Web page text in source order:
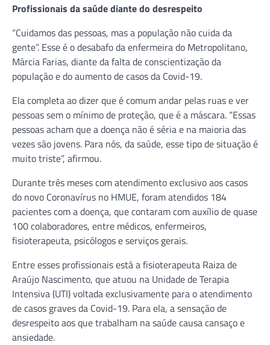
Profissionais da saúde diante do desrespeito
“Cuidamos das pessoas, mas a população não cuida da
gente”. Esse é o desabafo da enfermeira do Metropolitano,
Márcia Farias, diante da falta de conscientização da
população e do aumento de casos da Covid-19.
Ela completa ao dizer que é comum andar pelas ruas e ver
pessoas sem o mínimo de proteção, que é a máscara. “Essas
pessoas acham que a doença não é séria e na maioria das
vezes são jovens. Para nós, da saúde, esse tipo de situação é
muito triste”, afirmou.
Durante três meses com atendimento exclusivo aos casos
do novo Coronavírus no HMUE, foram atendidos 184
pacientes com a doença, que contaram com auxílio de quase
100 colaboradores, entre médicos, enfermeiros,
fisioterapeuta, psicólogos e serviços gerais.
Entre esses profissionais está a fisioterapeuta Raiza de
Araújo Nascimento, que atuou na Unidade de Terapia
Intensiva (UTI) voltada exclusivamente para o atendimento
de casos graves da Covid-19. Para ela, a sensação de
desrespeito aos que trabalham na saúde causa cansaço e
ansiedade.